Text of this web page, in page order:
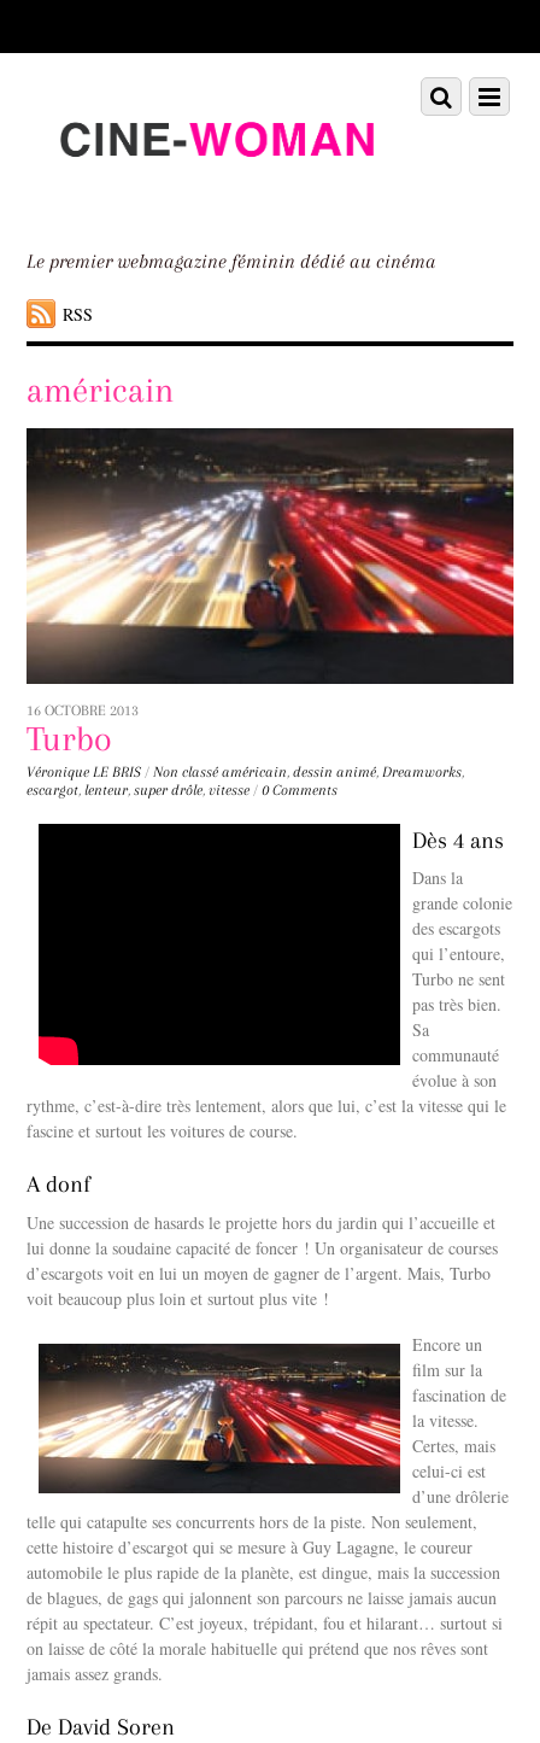
down
Le premier webmagazine féminin dédié au cinéma
RSS
Menu
Scroll
down
américain
16 OCTOBRE 2013
Turbo
Véronique LE BRIS / Non classé américain,dessin animé, Dreamworks,
escargot,lenteur,super drôle,vitesse / 0 Comments
Dès 4 ans
Dans la
grande colonie
des escargots
qui l’entoure,
Turbo ne sent
pas très bien.
Sa
communauté
évolue à son
rythme, c’est-à-dire très lentement, alors que lui, c’est la vitesse qui le
fascine et surtout les voitures de course.
A donf
Une succession de hasards le projette hors du jardin qui l’accueille et
lui donne la soudaine capacité de foncer ! Un organisateur de courses
d’escargots voit en lui un moyen de gagner de l’argent. Mais, Turbo
voit beaucoup plus loin et surtout plus vite !
Encore un
film sur la
fascination de
la vitesse.
Certes, mais
celui-ci est
d’une drôlerie
telle qui catapulte ses concurrents hors de la piste. Non seulement,
cette histoire d’escargot qui se mesure à Guy Lagagne, le coureur
automobile le plus rapide de la planète, est dingue, mais la succession
de blagues, de gags qui jalonnent son parcours ne laisse jamais aucun
répit au spectateur. C’est joyeux, trépidant, fou et hilarant… surtout si
on laisse de côté la morale habituelle qui prétend que nos rêves sont
jamais assez grands.
De David Soren